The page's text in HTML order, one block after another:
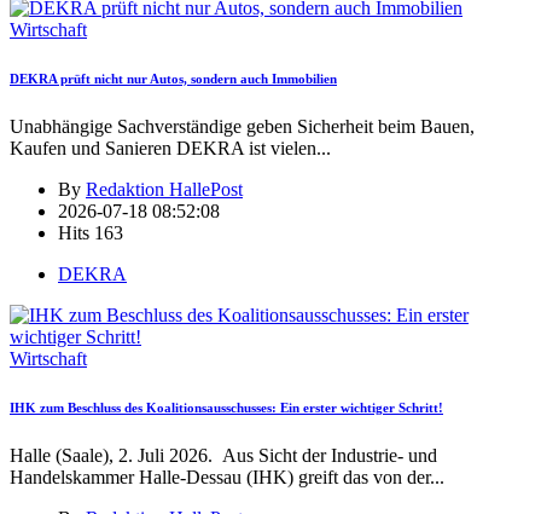
Wirtschaft
DEKRA prüft nicht nur Autos, sondern auch Immobilien
Unabhängige Sachverständige geben Sicherheit beim Bauen,
Kaufen und Sanieren DEKRA ist vielen...
By Redaktion HallePost
2026-07-18 08:52:08
Hits 163
DEKRA
Wirtschaft
IHK zum Beschluss des Koalitionsausschusses: Ein erster wichtiger Schritt!
Halle (Saale), 2. Juli 2026. Aus Sicht der Industrie- und
Handelskammer Halle-Dessau (IHK) greift das von der...